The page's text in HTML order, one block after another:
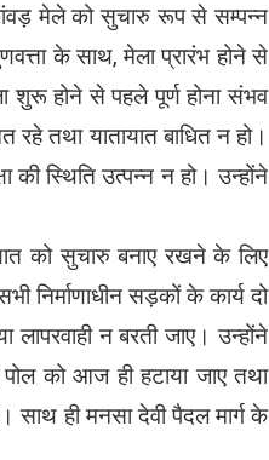
मेले को सुचारु रूप से सम्पन्न
के साथ, मेला प्रारंभ होने से
शुरू होने से पहले पूर्ण होना संभव
रहे तथा यातायात बाधित न हो।
की स्थिति उत्पन्न न हो। उन्होंने
को सुचारु बनाए रखने के लिए
निर्माणाधीन सड़कों के कार्य दो
न बरती जाए। उन्होंने
पोल को आज ही हटाया जाए तथा
साथ ही मनसा देवी पैदल मार्ग के